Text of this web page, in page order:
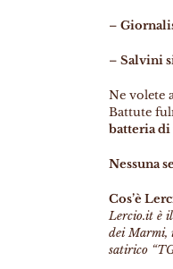
–
– Salvini
Ne volete
Battute
batteria di
Nessuna
Cos’è
Lercio.it è
dei Marmi,
satirico